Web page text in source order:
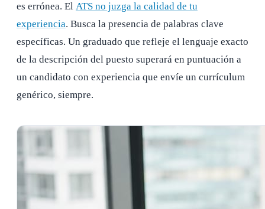
es errónea. El ATS no juzga la calidad de tu
experiencia. Busca la presencia de palabras clave
específicas. Un graduado que refleje el lenguaje exacto
de la descripción del puesto superará en puntuación a
un candidato con experiencia que envíe un currículum
genérico, siempre.